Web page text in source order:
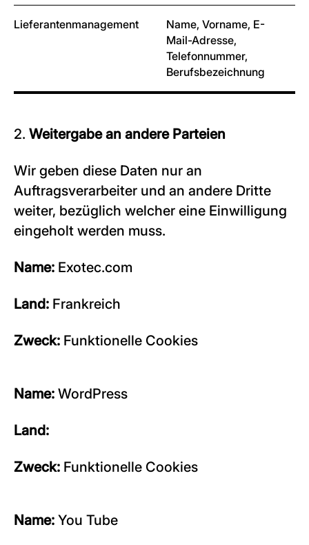
Lieferantenmanagement
Name, Vorname, E-
Mail-Adresse,
Telefonnummer,
Berufsbezeichnung
2. Weitergabe an andere Parteien
Wir geben diese Daten nur an
Auftragsverarbeiter und an andere Dritte
weiter, bezüglich welcher eine Einwilligung
eingeholt werden muss.
Name: Exotec.com
Land: Frankreich
Zweck: Funktionelle Cookies
Name: WordPress
Land:
Zweck: Funktionelle Cookies
Name: You Tube